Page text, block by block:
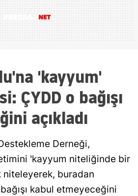
'kayyum'
ÇYDD o bağışı
açıkladı
Derneği,
'kayyum niteliğinde bir
niteleyerek, buradan
kabul etmeyeceğini